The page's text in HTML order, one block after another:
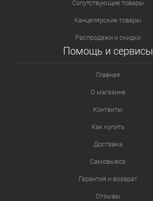
Сопутствующие товары
Канцелярские товары
Распродажи и скидки
Помощь и сервисы
Главная
О магазине
Контакты
Как купить
Доставка
Самовывоз
Гарантия и возврат
Отзывы